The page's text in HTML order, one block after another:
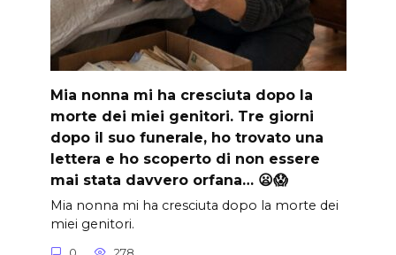
Mia nonna mi ha cresciuta dopo la
morte dei miei genitori. Tre giorni
dopo il suo funerale, ho trovato una
lettera e ho scoperto di non essere
mai stata davvero orfana… 😦😱
Mia nonna mi ha cresciuta dopo la morte dei
miei genitori.